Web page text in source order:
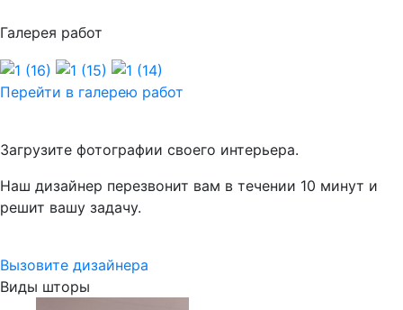
Галерея работ
Перейти в галерею работ
Загрузите фотографии своего интерьера.
Наш дизайнер перезвонит вам в течении 10 минут и
решит вашу задачу.
Вызовите дизайнера
Виды шторы